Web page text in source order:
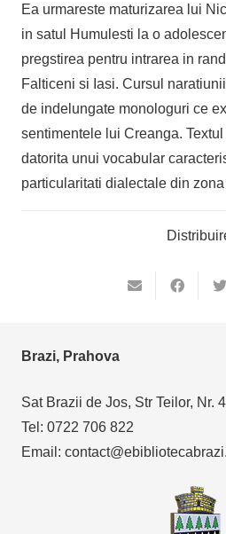
Ea urmareste maturizarea lui
in satul Humulesti la o
pregstirea pentru intrarea in
Falticeni si Iasi. Cursul
de indelungate monologuri ce
sentimentele lui Creanga.
datorita unui vocabular
particularitati dialectale din
Brazi, Prahova
Sat Brazii de Jos, Str Teilor, Nr.
Tel: 0722 706 822
Email: